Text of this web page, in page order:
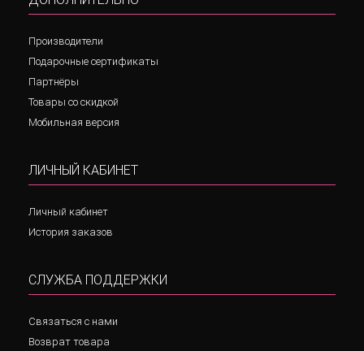
Производители
Подарочные сертификаты
Партнёры
Товары со скидкой
Мобильная версия
ЛИЧНЫЙ КАБИНЕТ
Личный кабинет
История заказов
СЛУЖБА ПОДДЕРЖКИ
Связаться с нами
Возврат товара